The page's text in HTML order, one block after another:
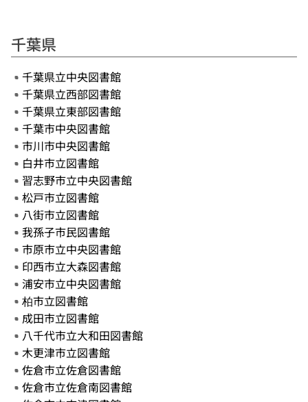
千葉県
千葉県立中央図書館
千葉県立西部図書館
千葉県立東部図書館
千葉市中央図書館
市川市中央図書館
白井市立図書館
習志野市立中央図書館
松戸市立図書館
八街市立図書館
我孫子市民図書館
市原市立中央図書館
印西市立大森図書館
浦安市立中央図書館
柏市立図書館
成田市立図書館
八千代市立大和田図書館
木更津市立図書館
佐倉市立佐倉図書館
佐倉市立佐倉南図書館